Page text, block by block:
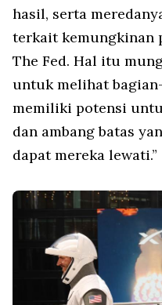
hasil, serta
terkait kemungkinan
The Fed. Hal itu
untuk melihat
memiliki potensi
dan ambang batas
dapat mereka lewati.”